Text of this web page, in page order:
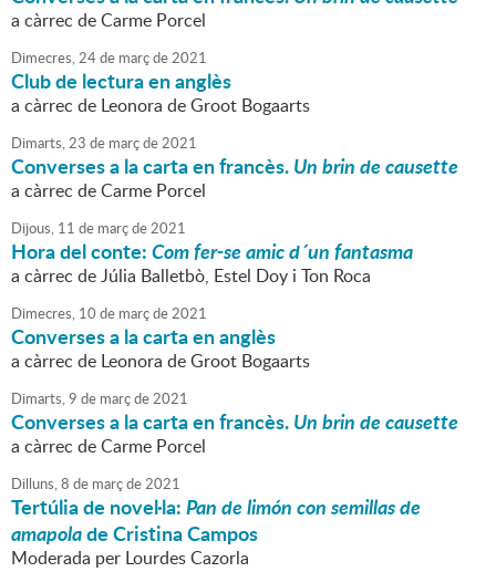
a càrrec de Carme Porcel
Dimecres,24de marçde2021
Club de lectura en anglès
a càrrec de Leonora de Groot Bogaarts
Dimarts,23 de marçde2021
Converses a la carta en francès.Un brin de causette
a càrrec de Carme Porcel
Dijous, 11 de marçde2021
Hora del conte:Com fer-se amic d´un fantasma
a càrrec de Júlia Balletbò, Estel Doy i Ton Roca
Dimecres, 10 de marçde2021
Converses a la carta en anglès
a càrrec de Leonora de Groot Bogaarts
Dimarts,9 de marçde2021
Converses a la carta en francès.Un brin de causette
a càrrec de Carme Porcel
Dilluns,8 de marçde2021
Tertúlia de novel·la:Pan de limón con semillas de
amapolade Cristina Campos
Moderada per Lourdes Cazorla